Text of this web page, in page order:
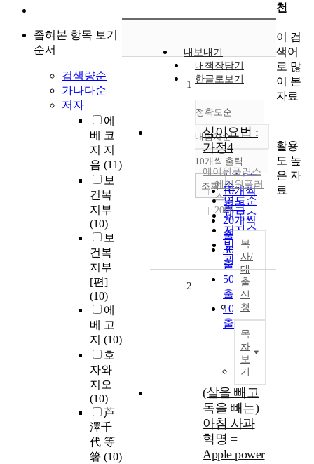
좁혀본 항목 보기
순서
검색량순
가나다순
저자
에
베 코
지 지
음 (11)
보
건복
지부
(10)
보
건복
지부
[편]
(10)
에
베 고
지 (10)
호
자와
지오
(10)
芦
澤千
代 等
箸 (10)
내보내기
내책장담기
한글로보기
정확도순
정확도
순
인기도
순
연도순
제목순
저자순
발행기
관순
내림차순
내림차순
10개씩 출력
10개씩
출력
20개씩
출력
30개씩
출력
50개씩
출력
100개씩
출력
조회
1
식이요법 :
가정4
에이원플러스
에이원플러
스
2006
복
사/
대
출
신
청
목
차
보
기
2
(살을 빼고
독을 빼는)
아침 사과
혁명 =
Apple power
천
이 검
색어
로 많
이 본
자료
활용
도 높
은 자
료